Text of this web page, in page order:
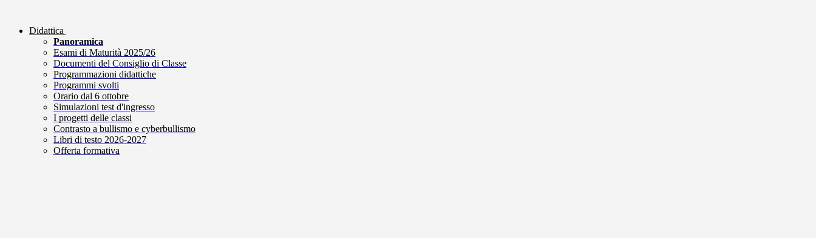
Didattica
Panoramica
Esami di Maturità 2025/26
Documenti del Consiglio di Classe
Programmazioni didattiche
Programmi svolti
Orario dal 6 ottobre
Simulazioni test d'ingresso
I progetti delle classi
Contrasto a bullismo e cyberbullismo
Libri di testo 2026-2027
Offerta formativa